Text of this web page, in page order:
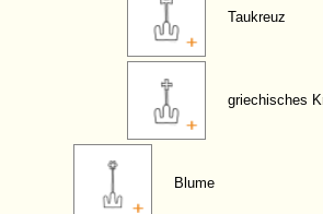
Taukreuz
griechisches
Blume